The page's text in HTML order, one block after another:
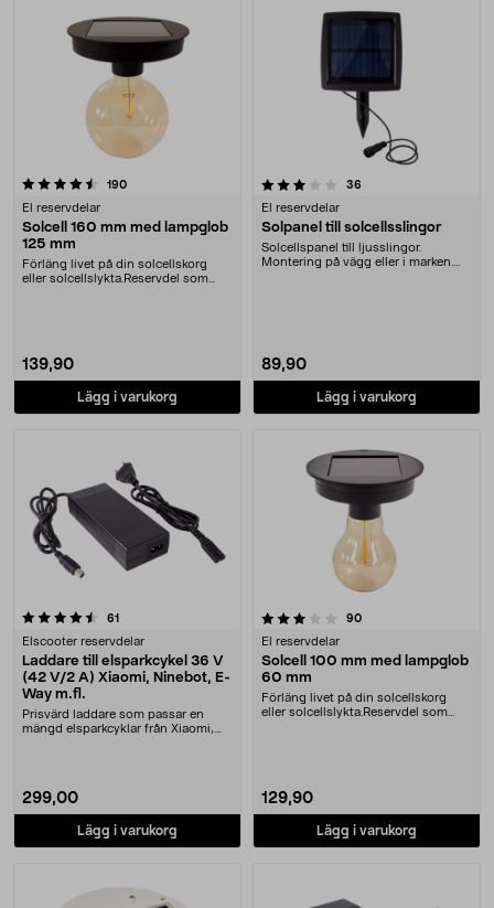
190recensioner
El reservdelar
Solcell 160 mm med lampglob
125 mm
Förläng livet på din solcellskorg
eller solcellslykta.Reservdel som
139,90
Lägg i varukorg
3.5 av 5 stjärnor 36
El reservdelar
Solpanel till solcellsslingor
Solcellspanel till ljusslingor.
Montering på vägg eller i marken.
89,90
Lägg i varukorg
61
Elscooter reservdelar
Laddare till elsparkcykel 36 V
(42 V/2 A) Xiaomi, Ninebot, E-
Way m.fl.
Prisvärd laddare som passar en
mängd elsparkcyklar från Xiaomi,
299,00
Lägg i varukorg
3.5 av 5 stjärnor 90recensioner
El reservdelar
Solcell 100 mm med lampglob
60 mm
Förläng livet på din solcellskorg
eller solcellslykta.Reservdel som
129,90
Lägg i varukorg